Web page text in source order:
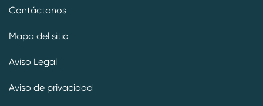
Contáctanos
Mapa del sitio
Aviso Legal
Aviso de privacidad